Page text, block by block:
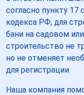
согласно пункту 17
кодекса РФ, для
бани на садовом
строительство не
но не отменяет
для регистрации.
Наша компания